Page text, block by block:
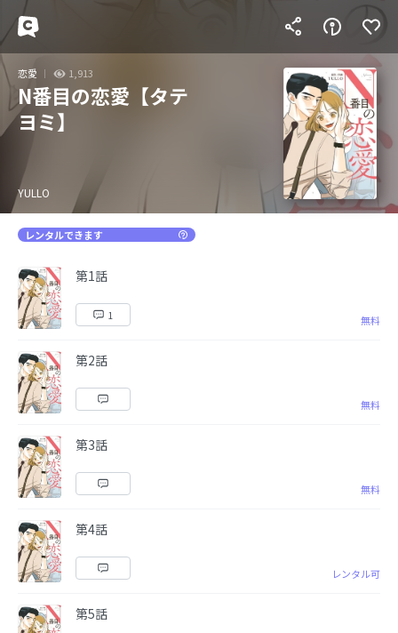
恋愛 1,913
N番目の恋愛【タテ
ヨミ】
YULLO
レンタルできます
第1話
1 無料
第2話
無料
第3話
無料
第4話
レンタル可
第5話